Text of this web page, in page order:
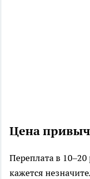
Цена
Переплата в
кажется